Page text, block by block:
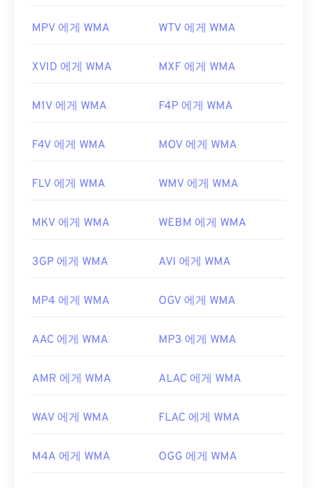
https://docs.microsoft.com/en-
codecs
MPV 에게 WMA WTV 에게 WMA
XVID 에게 WMA MXF 에게 WMA
M1V 에게 WMA F4P 에게 WMA
F4V 에게 WMA MOV 에게 WMA
FLV 에게 WMA WMV 에게 WMA
MKV 에게 WMA WEBM 에게 WMA
3GP 에게 WMA AVI 에게 WMA
MP4 에게 WMA OGV 에게 WMA
AAC 에게 WMA MP3 에게 WMA
AMR 에게 WMA ALAC 에게 WMA
WAV 에게 WMA FLAC 에게 WMA
M4A 에게 WMA OGG 에게 WMA